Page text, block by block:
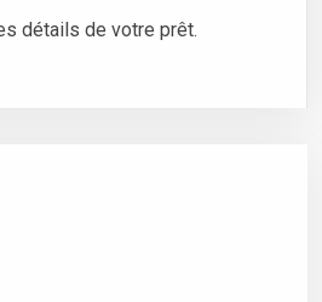
détails de votre prêt.